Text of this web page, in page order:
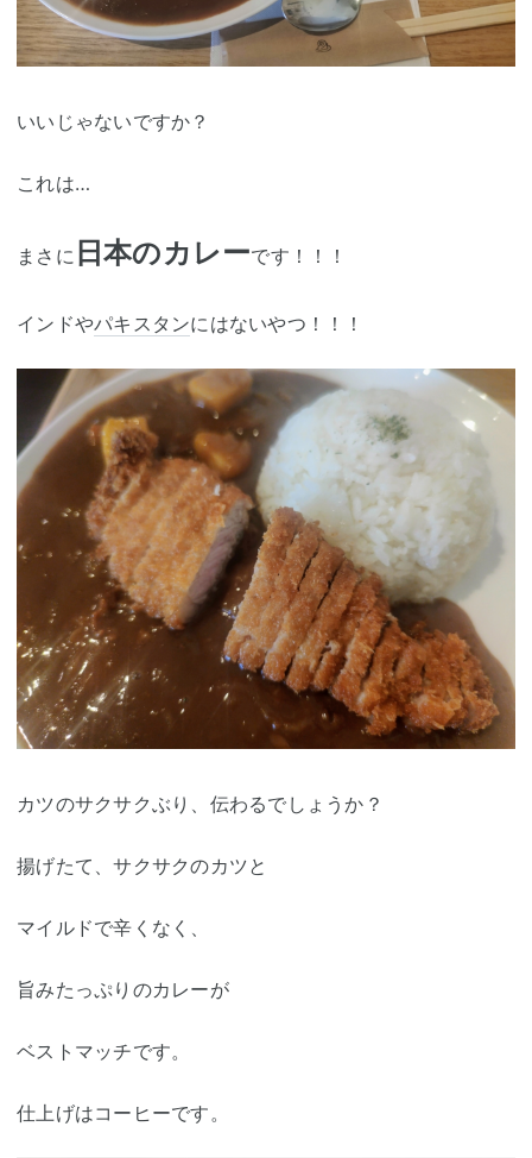
いいじゃないですか？
これは…
まさに 日本のカレーです！！！
インドやパキスタンにはないやつ！！！
カツのサクサクぶり、伝わるでしょうか？
揚げたて、サクサクのカツと
マイルドで辛くなく、
旨みたっぷりのカレーが
ベストマッチです。
仕上げはコーヒーです。